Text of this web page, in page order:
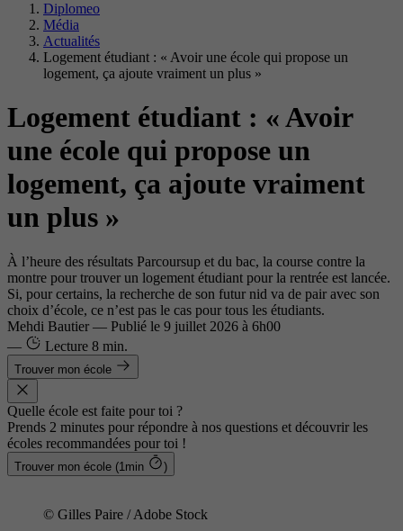
Diplomeo
Média
Actualités
Logement étudiant : « Avoir une école qui propose un
logement, ça ajoute vraiment un plus »
Logement étudiant : « Avoir
une école qui propose un
logement, ça ajoute vraiment
un plus »
À l’heure des résultats Parcoursup et du bac, la course contre la
montre pour trouver un logement étudiant pour la rentrée est lancée.
Si, pour certains, la recherche de son futur nid va de pair avec son
choix d’école, ce n’est pas le cas pour tous les étudiants.
Mehdi Bautier — Publié le 9 juillet 2026 à 6h00
—
Lecture 8 min.
Trouver mon école
Quelle école est faite pour toi ?
Prends 2 minutes pour répondre à nos questions et découvrir les
écoles recommandées pour toi !
Trouver mon école (1min )
© Gilles Paire / Adobe Stock